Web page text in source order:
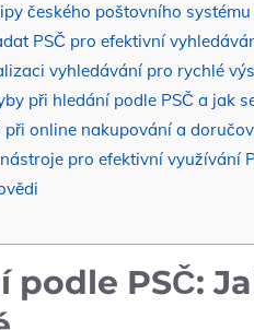
českého poštovního systému
‌PSČ‍ pro‍ efektivní
vyhledávání pro⁣ rychlé
při hledání podle PSČ a jak‍
při​ online nakupování a
pro efektivní⁤ využívání
podle PSČ: